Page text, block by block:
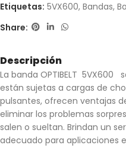
Etiquetas: 5VX600, Bandas,
Share:
Descripción
La banda OPTIBELT 5VX600
están sujetas a cargas de
pulsantes, ofrecen ventajas
eliminar los problemas
salen o sueltan. Brindan un
adecuado para aplicaciones